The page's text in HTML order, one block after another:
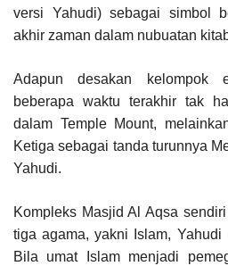
versi Yahudi) sebagai simbol
akhir zaman dalam nubuatan
Adapun desakan kelompok
beberapa waktu terakhir tak
dalam Temple Mount,
Ketiga sebagai tanda turunnya
Yahudi.
Kompleks Masjid Al Aqsa
tiga agama, yakni Islam, Yahudi
Bila umat Islam menjadi